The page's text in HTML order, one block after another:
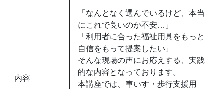
内容
「なんとなく選んでいるけど、本当
にこれで良いのか不安…」
「利用者に合った福祉用具をもっと
自信をもって提案したい」
そんな現場の声にお応えする、実践
的な内容となっております。
本講座では、車いす・歩行支援用